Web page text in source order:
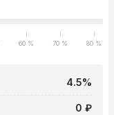
60 % 70 % 80 %
4.5%
0 ₽